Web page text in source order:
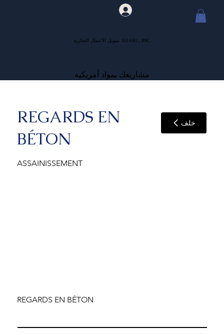
تمويل الأعمال التجارية SUARL, INC.
مشاريعك بمواد أمريكية
REGARDS EN
BÉTON
ASSAINISSEMENT
خلف
REGARDS EN BÉTON